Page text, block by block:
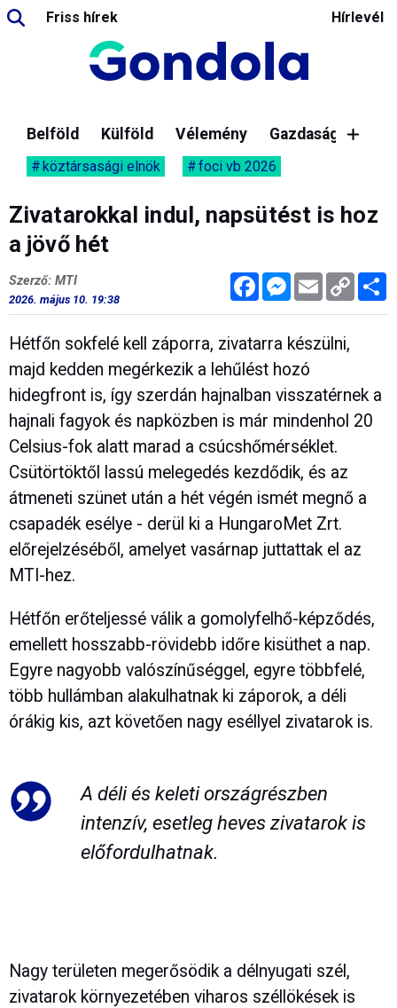
Friss hírek Hírlevél
Belföld Külföld Vélemény Gazdaság
köztársasági elnök foci vb 2026
Zivatarokkal indul, napsütést is hoz
a jövő hét
FacebookMessenger
Email Copy
Link
Szerző: MTI
2026. május 10. 19:38
Hétfőn sokfelé kell záporra, zivatarra készülni,
majd kedden megérkezik a lehűlést hozó
hidegfront is, így szerdán hajnalban visszatérnek a
hajnali fagyok és napközben is már mindenhol 20
Celsius-fok alatt marad a csúcshőmérséklet.
Csütörtöktől lassú melegedés kezdődik, és az
átmeneti szünet után a hét végén ismét megnő a
csapadék esélye - derül ki a HungaroMet Zrt.
előrejelzéséből, amelyet vasárnap juttattak el az
MTI-hez.
Hétfőn erőteljessé válik a gomolyfelhő-képződés,
emellett hosszabb-rövidebb időre kisüthet a nap.
Egyre nagyobb valószínűséggel, egyre többfelé,
több hullámban alakulhatnak ki záporok, a déli
órákig kis, azt követően nagy eséllyel zivatarok is.
A déli és keleti országrészben
intenzív, esetleg heves zivatarok is
előfordulhatnak.
Nagy területen megerősödik a délnyugati szél,
zivatarok környezetében viharos széllökések is